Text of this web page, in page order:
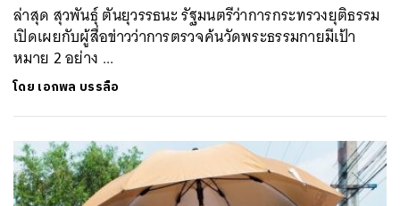
ล่าสุด สุวพันธุ์ ตันยุวรรธนะ รัฐมนตรีว่าการกระทรวงยุติธรรม
เปิดเผยกับผู้สื่อข่าวว่าการตรวจค้นวัดพระธรรมกายมีเป้า
หมาย 2 อย่าง ...
โดย เอกพล บรรลือ